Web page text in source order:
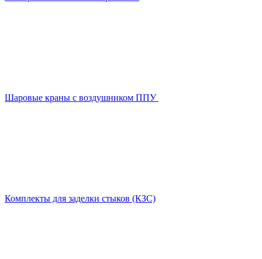
Шаровые краны с воздушником ППУ
Комплекты для заделки стыков (КЗС)